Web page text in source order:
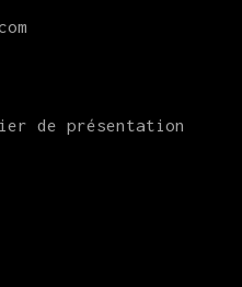
de présentation